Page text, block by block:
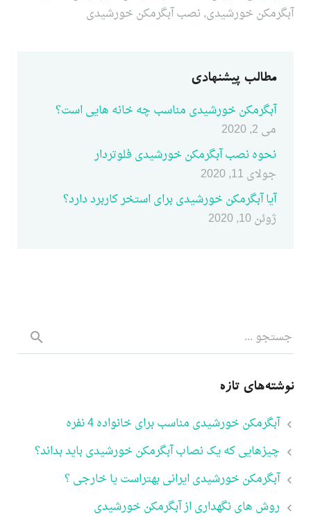
آبگرمکن خورشیدی, نصب آبگرمکن خورشیدی
مطالب پیشنهادی
آبگرمکن خورشیدی مناسب چه خانه هایی است؟
می 2, 2020
نحوه نصب آبگرمکن خورشیدی فلوتردار
جولای 11, 2020
آیا آبگرمکن خورشیدی برای استخر کاربرد دارد؟
ژوئن 10, 2020
نوشته‌های تازه
آبگرمکن خورشیدی مناسب برای خانواده 4 نفره
چیزهایی که یک نصاب آبگرمکن خورشیدی باید بداند؟
آبگرمکن خورشیدی ایرانی بهتراست یا خارجی ؟
روش های نگهداری از آبگرمکن خورشیدی